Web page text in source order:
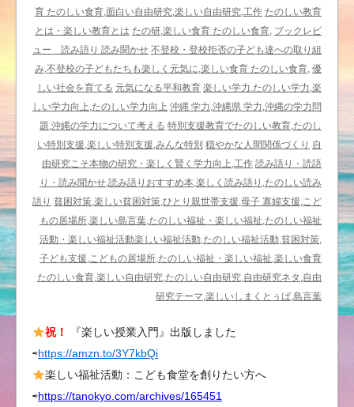
育 たのしい食育,面白い自由研究,楽しい自由研究,工作 たのしい教育
とは・楽しい教育とは たの研,楽しい食育 たのしい食育, ブックレビ
ュー 読み語り 読み聞かせ 不登校・登校拒否の子ども達への取り組
み,不登校の子どもたちも楽しく元気に,楽しい食育 たのしい食育, 優
しい社会を育てる 元気になる平和教育 楽しい学力.たのしい学力,楽
しい学力向上,たのしい学力向上 沖縄 学力,沖縄県 学力,沖縄の学力問
題,沖縄の学力について考える 特別支援教育でたのしい教育,たのし
い特別支援,楽しい特別支援,みんな特別 穏やかな人間関係づくり 自
由研究こそ本物の研究・楽しく賢く学力向上,工作 読み語り・読語
り・読み聞かせ,読み語りおすすめ本,楽しく読み語り,たのしい読み
語り 貧困対策,楽しい貧困対策,ひとり親世帯支援,母子 寡婦支援,こど
もの居場所,楽しい島言葉,たのしい福祉・楽しい福祉,たのしい福祉
活動・楽しい福祉活動楽しい福祉活動,たのしい福祉活動,貧困対策,
子ども支援,こどもの居場所,たのしい福祉・楽しい福祉,楽しい食育
たのしい食育,楽しい自由研究,たのしい自由研究,自由研究ネタ,自由
研究テーマ,楽しいしまくとぅば,島言葉
祝！
『楽しい授業入門』出版しました
⇨https://amzn.to/3Y7kbQi
楽しい福祉活動：こども食堂を創りたい方へ
⇨https://tanokyo.com/archives/165451